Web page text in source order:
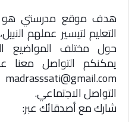
هدف موقع مدرستي هو
التعليم لتيسير عملهم
حول مختلف المواضيع
يمكنكم التواصل معنا
madrasssati@gmail.com
التواصل الاجتماعي.
شارك مع أصدقائك عبر: